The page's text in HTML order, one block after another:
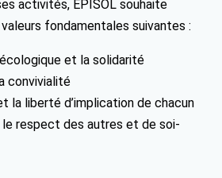
activités, EPISOL souhaite
fondamentales suivantes :
et la solidarité
convivialité
la liberté d’implication de chacun
le respect des autres et de soi-